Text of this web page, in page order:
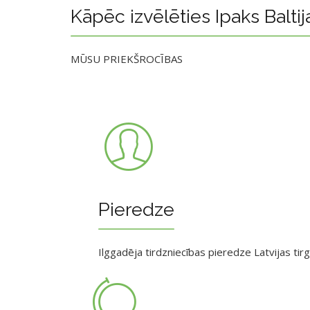
Kāpēc izvēlēties Ipaks
MŪSU PRIEKŠROCĪBAS
Pieredze
Ilggadēja tirdzniecības pieredze Latvijas